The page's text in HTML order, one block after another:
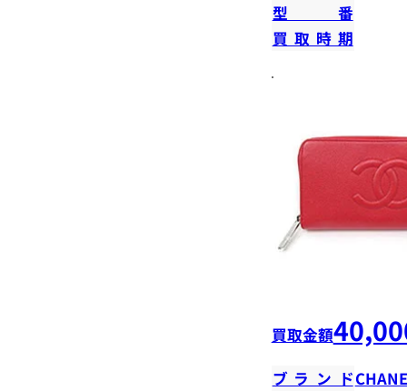
型番
買取時期
買取金額
ブランド